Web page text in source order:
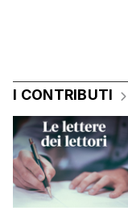
I CONTRIBUTI